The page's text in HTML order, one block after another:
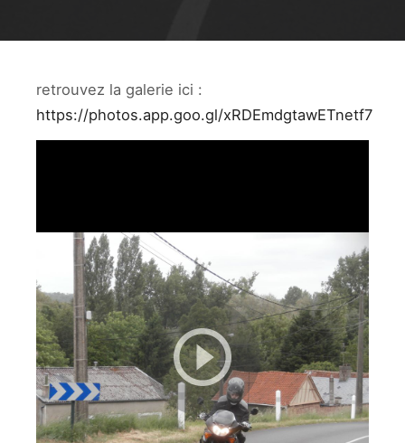
retrouvez la galerie ici :
https://photos.app.goo.gl/xRDEmdgtawETnetf7